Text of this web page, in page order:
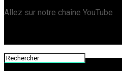
Allez sur notre chaîne YouTube